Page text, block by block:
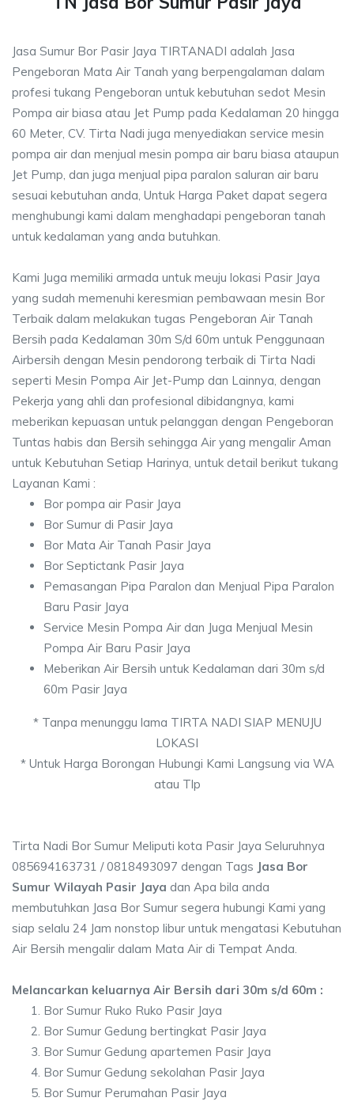
Jasa Sumur Bor Pasir Jaya TIRTANADI adalah Jasa
Pengeboran Mata Air Tanah yang berpengalaman dalam
profesi tukang Pengeboran untuk kebutuhan sedot Mesin
Pompa air biasa atau Jet Pump pada Kedalaman 20 hingga
60 Meter, CV. Tirta Nadi juga menyediakan service mesin
pompa air dan menjual mesin pompa air baru biasa ataupun
Jet Pump, dan juga menjual pipa paralon saluran air baru
sesuai kebutuhan anda, Untuk Harga Paket dapat segera
menghubungi kami dalam menghadapi pengeboran tanah
untuk kedalaman yang anda butuhkan.
Kami Juga memiliki armada untuk meuju lokasi Pasir Jaya
yang sudah memenuhi keresmian pembawaan mesin Bor
Terbaik dalam melakukan tugas Pengeboran Air Tanah
Bersih pada Kedalaman 30m S/d 60m untuk Penggunaan
Airbersih dengan Mesin pendorong terbaik di Tirta Nadi
seperti Mesin Pompa Air Jet-Pump dan Lainnya, dengan
Pekerja yang ahli dan profesional dibidangnya, kami
meberikan kepuasan untuk pelanggan dengan Pengeboran
Tuntas habis dan Bersih sehingga Air yang mengalir Aman
untuk Kebutuhan Setiap Harinya, untuk detail berikut tukang
Layanan Kami :
Bor pompa air Pasir Jaya
Bor Sumur di Pasir Jaya
Bor Mata Air Tanah Pasir Jaya
Bor Septictank Pasir Jaya
Pemasangan Pipa Paralon dan Menjual Pipa Paralon
Baru Pasir Jaya
Service Mesin Pompa Air dan Juga Menjual Mesin
Pompa Air Baru Pasir Jaya
Meberikan Air Bersih untuk Kedalaman dari 30m s/d
60m Pasir Jaya
* Tanpa menunggu lama TIRTA NADI SIAP MENUJU
LOKASI
* Untuk Harga Borongan Hubungi Kami Langsung via WA
atau Tlp
Tirta Nadi Bor Sumur Meliputi kota Pasir Jaya Seluruhnya
085694163731 / 0818493097 dengan Tags Jasa Bor
Sumur Wilayah Pasir Jaya dan Apa bila anda
membutuhkan Jasa Bor Sumur segera hubungi Kami yang
siap selalu 24 Jam nonstop libur untuk mengatasi Kebutuhan
Air Bersih mengalir dalam Mata Air di Tempat Anda.
Melancarkan keluarnya Air Bersih dari 30m s/d 60m :
Bor Sumur Ruko Ruko Pasir Jaya
Bor Sumur Gedung bertingkat Pasir Jaya
Bor Sumur Gedung apartemen Pasir Jaya
Bor Sumur Gedung sekolahan Pasir Jaya
Bor Sumur Perumahan Pasir Jaya